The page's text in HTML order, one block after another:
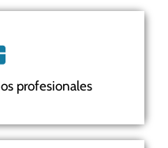
profesionales